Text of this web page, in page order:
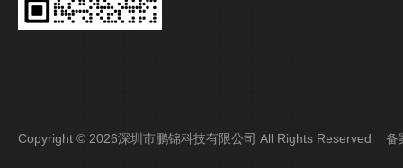
Copyright © 2026深圳市鹏锦科技有限公司 All Rights Reserved 备